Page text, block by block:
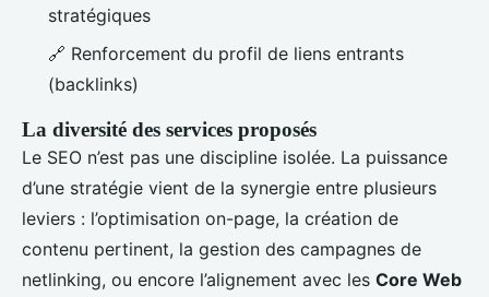
stratégiques
🔗 Renforcement du profil de liens entrants
(backlinks)
La diversité des services proposés
Le SEO n’est pas une discipline isolée. La puissance
d’une stratégie vient de la synergie entre plusieurs
leviers : l’optimisation on-page, la création de
contenu pertinent, la gestion des campagnes de
netlinking, ou encore l’alignement avec les Core Web